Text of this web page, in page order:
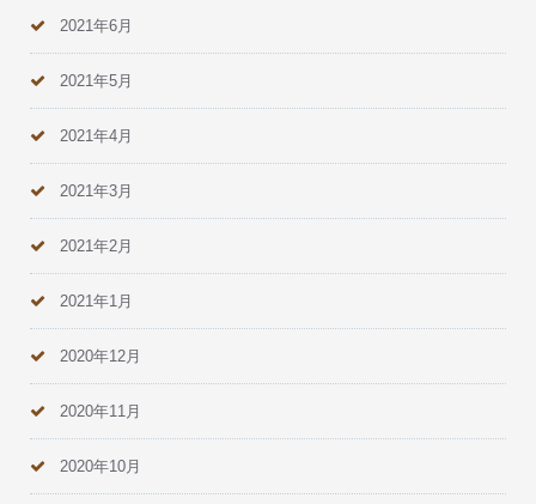
2021年6月
2021年5月
2021年4月
2021年3月
2021年2月
2021年1月
2020年12月
2020年11月
2020年10月